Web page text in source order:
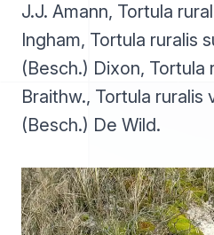
J.J. Amann, Tortula
Ingham, Tortula ruralis
(Besch.) Dixon, Tortula
Braithw., Tortula ruralis
(Besch.) De Wild.